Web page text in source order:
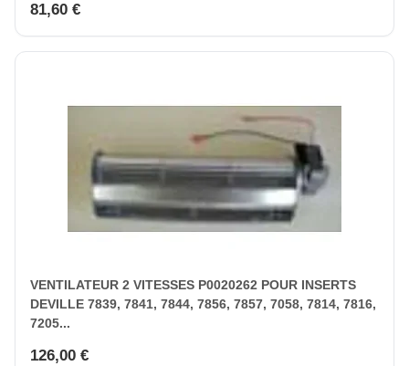
81,60 €
VENTILATEUR 2 VITESSES P0020262 POUR INSERTS
DEVILLE 7839, 7841, 7844, 7856, 7857, 7058, 7814, 7816,
7205...
126,00 €